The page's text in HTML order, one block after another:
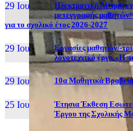
29 Ιουν, 26
Ηλεκτρονική Αίτηση
μετεγγραφής
για το σχολικό έτος 2026-2027
29 Ιουν, 26
Εργασίες μαθητών/-
λογοτεχνικό έργο «Η
29 Ιουν, 26 10α Μαθητικά
25 Ιουν, 26
Έτησια Έκθεση
Έργου της Σχολικής